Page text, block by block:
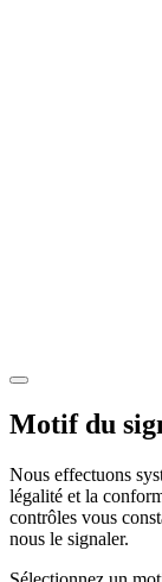
Motif du
Nous effectuons
légalité et la
contrôles vous
nous le signaler.